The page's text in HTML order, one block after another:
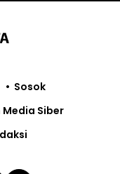
Sosok
Siber